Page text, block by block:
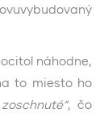
náhodne,
to miesto ho
zoschnuté“, čo